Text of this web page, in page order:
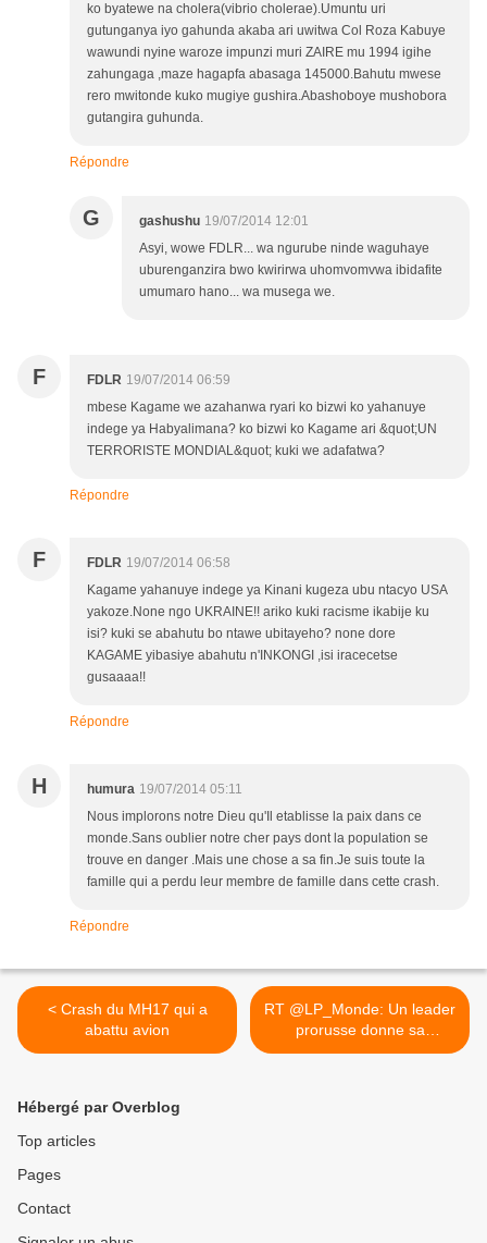
ko byatewe na cholera(vibrio cholerae).Umuntu uri
gutunganya iyo gahunda akaba ari uwitwa Col Roza Kabuye
wawundi nyine waroze impunzi muri ZAIRE mu 1994 igihe
zahungaga ,maze hagapfa abasaga 145000.Bahutu mwese
rero mwitonde kuko mugiye gushira.Abashoboye mushobora
gutangira guhunda.
Répondre
G gashushu 19/07/2014 12:01
Asyi, wowe FDLR... wa ngurube ninde waguhaye
uburenganzira bwo kwirirwa uhomvomvwa ibidafite
umumaro hano... wa musega we.
F FDLR 19/07/2014 06:59
mbese Kagame we azahanwa ryari ko bizwi ko yahanuye
indege ya Habyalimana? ko bizwi ko Kagame ari &quot;UN
TERRORISTE MONDIAL&quot; kuki we adafatwa?
Répondre
F FDLR 19/07/2014 06:58
Kagame yahanuye indege ya Kinani kugeza ubu ntacyo USA
yakoze.None ngo UKRAINE!! ariko kuki racisme ikabije ku
isi? kuki se abahutu bo ntawe ubitayeho? none dore
KAGAME yibasiye abahutu n'INKONGI ,isi iracecetse
gusaaaa!!
Répondre
H humura 19/07/2014 05:11
Nous implorons notre Dieu qu'Il etablisse la paix dans ce
monde.Sans oublier notre cher pays dont la population se
trouve en danger .Mais une chose a sa fin.Je suis toute la
famille qui a perdu leur membre de famille dans cette crash.
Répondre
< Crash du MH17 qui a
abattu avion
RT @LP_Monde: Un leader
prorusse donne sa
version... >
Hébergé par Overblog
Top articles
Pages
Contact